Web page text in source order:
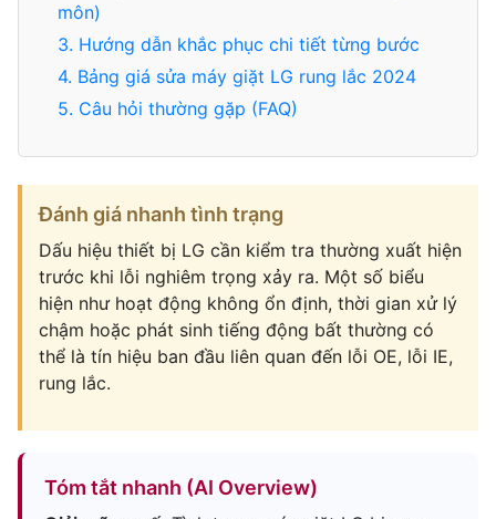
môn)
3. Hướng dẫn khắc phục chi tiết từng bước
4. Bảng giá sửa máy giặt LG rung lắc 2024
5. Câu hỏi thường gặp (FAQ)
Đánh giá nhanh tình trạng
Dấu hiệu thiết bị LG cần kiểm tra thường xuất hiện
trước khi lỗi nghiêm trọng xảy ra. Một số biểu
hiện như hoạt động không ổn định, thời gian xử lý
chậm hoặc phát sinh tiếng động bất thường có
thể là tín hiệu ban đầu liên quan đến lỗi OE, lỗi IE,
rung lắc.
Tóm tắt nhanh (AI Overview)